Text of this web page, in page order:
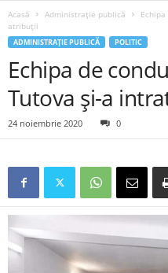
Acasă Administrație publică
atribuții
ADMINISTRAȚIE PUBLICĂ POLITIC
Echipa de
Tutova și-a
24 noiembrie 2020 0